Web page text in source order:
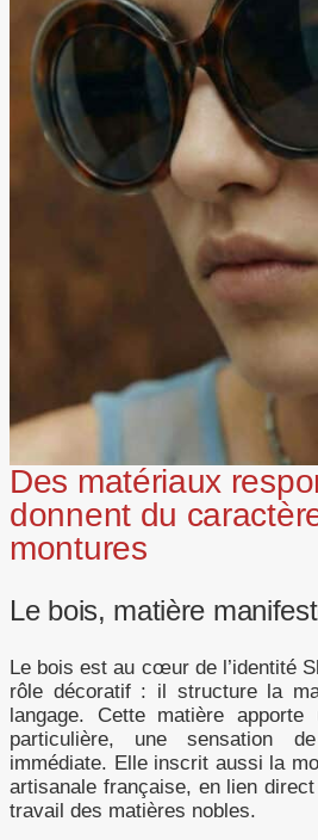
Des matériaux
donnent du
montures
Le bois, matière
Le bois est au cœur de l’identité
rôle décoratif : il structure la
langage. Cette matière apporte
particulière, une sensation
immédiate. Elle inscrit aussi la
artisanale française, en lien
travail des matières nobles.